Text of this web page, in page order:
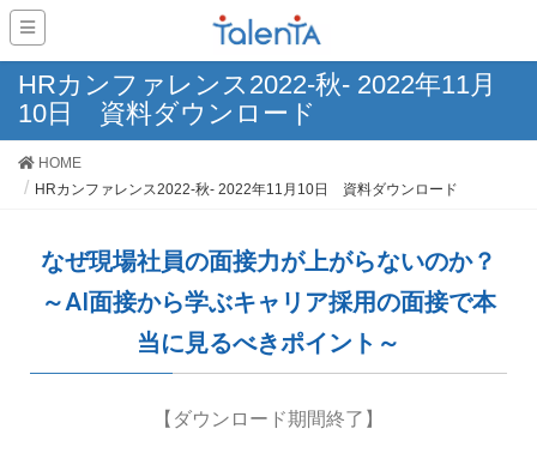
HRカンファレンス2022-秋- 2022年11月
10日 資料ダウンロード
HOME
HRカンファレンス2022-秋- 2022年11月10日 資料ダウンロード
なぜ現場社員の面接力が上がらないのか？
～AI面接から学ぶキャリア採用の面接で本
当に見るべきポイント～
【ダウンロード期間終了】